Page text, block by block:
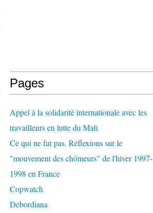
Pages
Appel à la solidarité internationale avec les
travailleurs en lutte du Mali
Ce qui ne fut pas. Réflexions sur le
"mouvement des chômeurs" de l'hiver 1997-
1998 en France
Copwatch
Debordiana